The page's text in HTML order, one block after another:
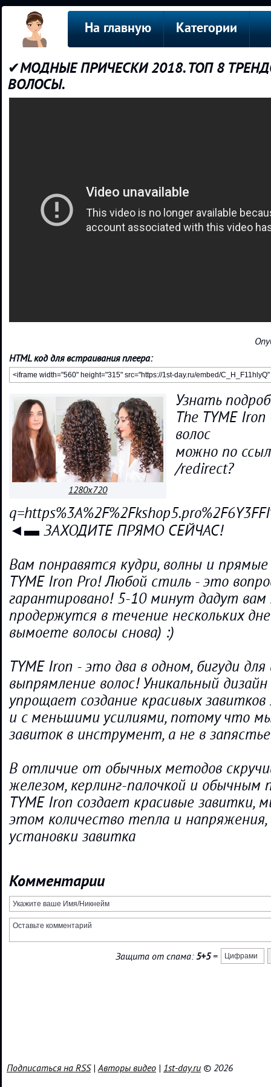
На главную Категории
✔МОДНЫЕ ПРИЧЕСКИ 2018. ТОП 8
ВОЛОСЫ.
HTML код для встраивания плеера:
1280x720
Узнать
The TYME
волос
можно по
/redirect?
◄▬ ЗАХОДИТЕ ПРЯМО СЕЙЧАС!
Вам понравятся кудри, волны и прямые
TYME Iron Pro! Любой стиль - это
гарантировано! 5-10 минут дадут вам
продержутся в течение нескольких
вымоете волосы снова) :)
TYME Iron - это два в одном, бигуди для
выпрямление волос! Уникальный дизайн
упрощает создание красивых
и с меньшими усилиями, потому что
завиток в инструмент, а не в
В отличие от обычных методов
железом, керлинг-палочкой и обычным
TYME Iron создает красивые завитки,
этом количество тепла и напряжения,
установки завитка
Комментарии
Защита от спама:5+5=
Подписаться на RSS|Авторы видео | 1st-day.ru © 2026